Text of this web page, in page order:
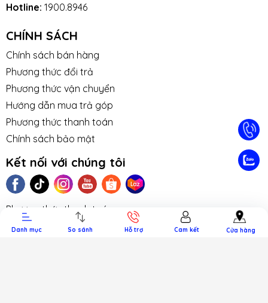
TIN TỨC TUYỂN DỤNG
NHƯỢNG
QUYỀN
TRA CỨU
HÀNH
Hotline: 1900.8946
CHÍNH SÁCH
Chính sách bán hàng
Phương thức đổi trả
Phương thức vận chuyển
Hướng dẫn mua trả góp
Phương thức thanh toán
Chính sách bảo mật
Kết nối với chúng tôi
Phương thức thanh toán
Danh mục So sánh Hỗ trợ Cam kết Cửa hàng